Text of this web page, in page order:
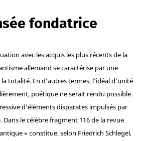
fondatrice
avec les acquis les plus récents de la
allemand se caractérise par une
totalité. En d’autres termes, l’idéal d’unité
poétique ne serait rendu possible
d’éléments disparates impulsés par
Dans le célèbre fragment 116 de la revue
» constitue, selon Friedrich Schlegel,